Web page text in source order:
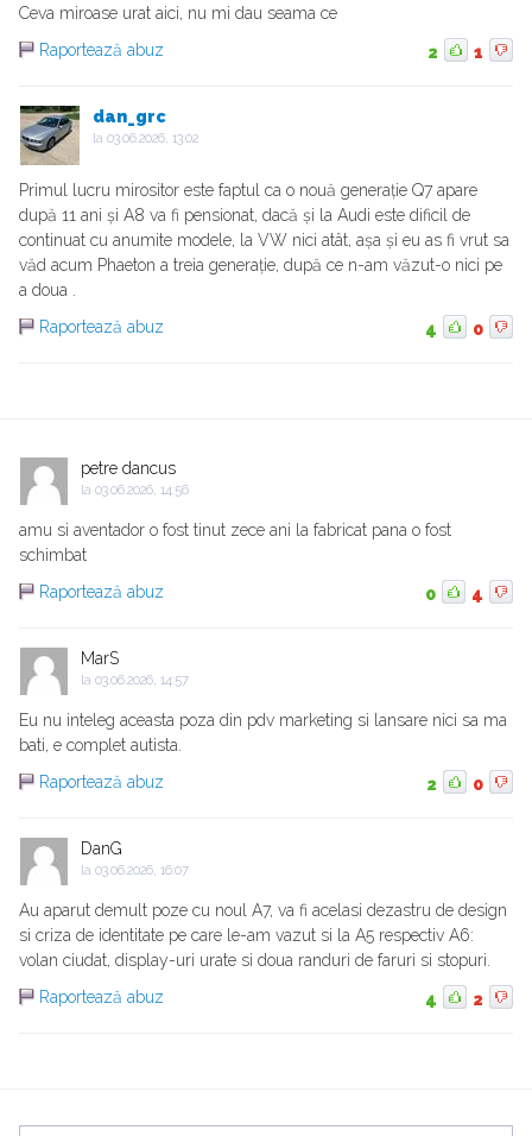
Ceva miroase urat aici, nu mi dau seama ce
Raportează abuz
2 1
dan_grc
la 03.06.2026, 13:02
Primul lucru mirositor este faptul ca o nouă generație Q7 apare
după 11 ani și A8 va fi pensionat, dacă și la Audi este dificil de
continuat cu anumite modele, la VW nici atât, așa și eu as fi vrut sa
văd acum Phaeton a treia generație, după ce n-am văzut-o nici pe
a doua .
Raportează abuz
4 0
petre dancus
la 03.06.2026, 14:56
amu si aventador o fost tinut zece ani la fabricat pana o fost
schimbat
Raportează abuz
0 4
MarS
la 03.06.2026, 14:57
Eu nu inteleg aceasta poza din pdv marketing si lansare nici sa ma
bati, e complet autista.
Raportează abuz
2 0
DanG
la 03.06.2026, 16:07
Au aparut demult poze cu noul A7, va fi acelasi dezastru de design
si criza de identitate pe care le-am vazut si la A5 respectiv A6:
volan ciudat, display-uri urate si doua randuri de faruri si stopuri.
Raportează abuz
4 2